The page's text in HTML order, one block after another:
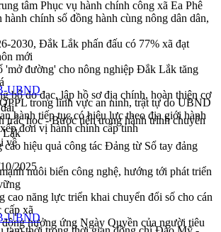
tâm Phục vụ hành chính công xã Ea Phê
chính số đồng hành cùng nông dân dân,
2030, Đắk Lắk phấn đấu có 77% xã đạt
mới
'mở đường' cho nông nghiệp Đắk Lắk tăng
bộ đo đạc, lập hồ sơ địa chính, hoàn thiện cơ
trắc học - Bước tiến trong hành trình chuyển
Lắk
hiệu quả công tác Đảng từ Sổ tay đảng
nuôi biển công nghệ, hướng tới phát triển
cao năng lực triển khai chuyển đổi số cho cán
cấp xã
hưởng ứng Ngày Quyền của người tiêu
UBND
trong lĩnh vực an ninh, trật tự do UBND
hành tiếp tục có hiệu lực theo địa giới hành
đơn vị hành chính cấp tỉnh
về
2025
UBND